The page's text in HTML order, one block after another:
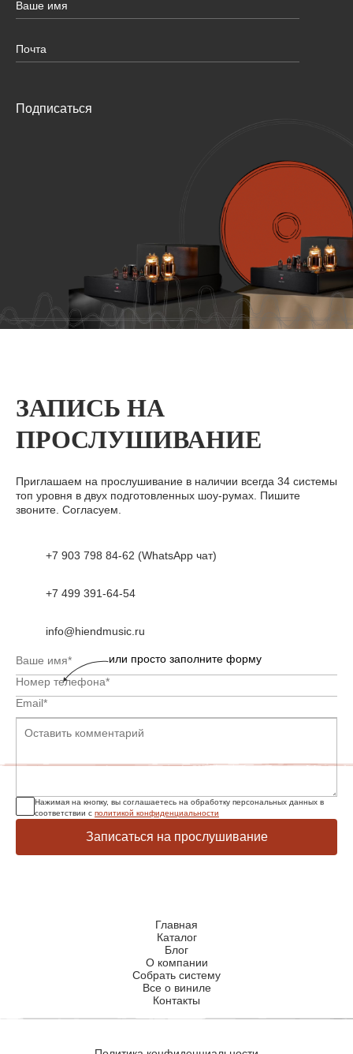
Подписаться
ЗАПИСЬ НА
ПРОСЛУШИВАНИЕ
Приглашаем на прослушивание в наличии всегда 34 системы
топ уровня в двух подготовленных шоу-румах. Пишите
звоните. Согласуем.
+7 903 798 84-62 (WhatsApp чат)
+7 499 391-64-54
info@hiendmusic.ru
Нажимая на кнопку, вы соглашаетесь на обработку персональных данных в
соответствии с политикой конфиденциальности
Записаться на прослушивание
или просто заполните форму
Главная
Каталог
Блог
О компании
Собрать систему
Все о виниле
Контакты